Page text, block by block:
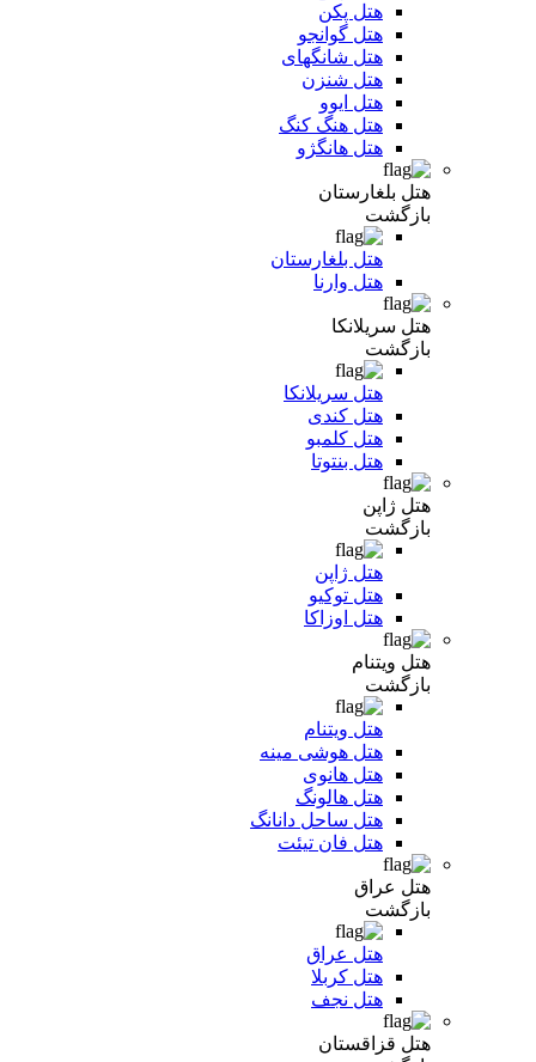
هتل پکن
هتل گوانجو
هتل شانگهای
هتل شنزن
هتل ایوو
هتل هنگ کنگ
هتل هانگژو
هتل بلغارستان
بازگشت
هتل بلغارستان
هتل وارنا
هتل سریلانکا
بازگشت
هتل سریلانکا
هتل کندی
هتل کلمبو
هتل بنتوتا
هتل ژاپن
بازگشت
هتل ژاپن
هتل توکیو
هتل اوزاکا
هتل ویتنام
بازگشت
هتل ویتنام
هتل هوشی مینه
هتل هانوی
هتل هالونگ
هتل ساحل دانانگ
هتل فان تیئت
هتل عراق
بازگشت
هتل عراق
هتل کربلا
هتل نجف
هتل قزاقستان